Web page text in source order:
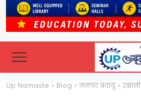
Up Namaste > Blog > जनपद बदायूं>उझानी